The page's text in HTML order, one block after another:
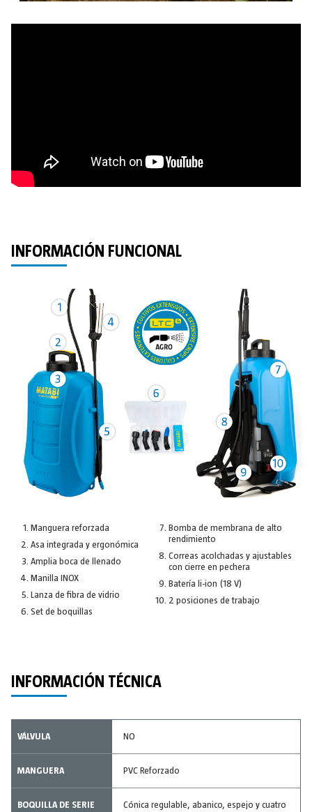
INFORMACIÓN FUNCIONAL
Manguera reforzada
Asa integrada y ergonómica
Amplia boca de llenado
Manilla INOX
Lanza de fibra de vidrio
Set de boquillas
Bomba de membrana de alto
rendimiento
Correas acolchadas y ajustables
con cierre en pechera
Batería li-ion (18 V)
2 posiciones de trabajo
INFORMACIÓN TÉCNICA
VÁLVULA NO
MANGUERA PVC Reforzado
BOQUILLA DE SERIE
Cónica regulable, abanico, espejo y cuatro